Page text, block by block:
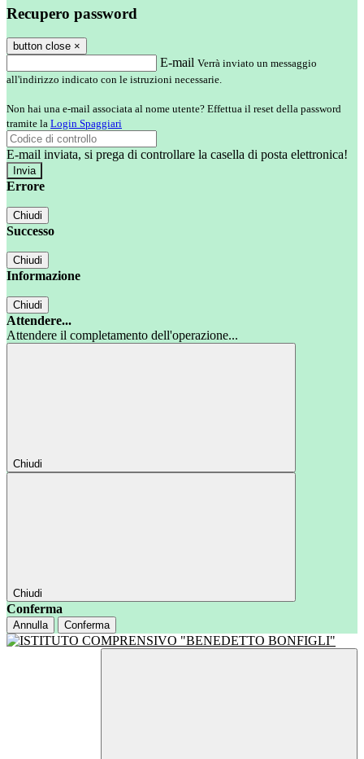
Recupero password
button close ×
E-mail Verrà inviato un messaggio
all'indirizzo indicato con le istruzioni necessarie.
Non hai una e-mail associata al nome utente? Effettua il reset della password
tramite la Login Spaggiari
E-mail inviata, si prega di controllare la casella di posta elettronica!
Errore
Chiudi
Successo
Chiudi
Informazione
Chiudi
Attendere...
Attendere il completamento dell'operazione...
Chiudi
Chiudi
Conferma
Annulla Conferma